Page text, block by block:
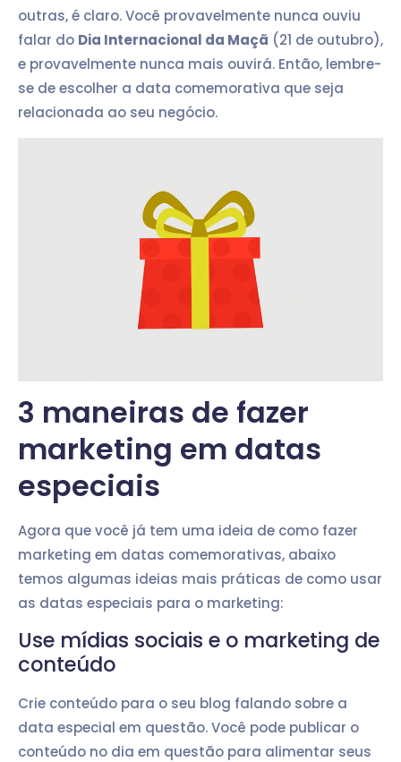
outras, é claro. Você provavelmente nunca ouviu
falar do Dia Internacional da Maçã (21 de outubro),
e provavelmente nunca mais ouvirá. Então, lembre-
se de escolher a data comemorativa que seja
relacionada ao seu negócio.
3 maneiras de fazer
marketing em datas
especiais
Agora que você já tem uma ideia de como fazer
marketing em datas comemorativas, abaixo
temos algumas ideias mais práticas de como usar
as datas especiais para o marketing:
Use mídias sociais e o marketing de
conteúdo
Crie conteúdo para o seu blog falando sobre a
data especial em questão. Você pode publicar o
conteúdo no dia em questão para alimentar seus